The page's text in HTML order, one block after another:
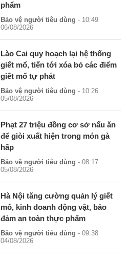
phẩm
Bảo vệ người tiêu dùng - 10:49
06/08/2026
Lào Cai quy hoạch lại hệ thống
giết mổ, tiến tới xóa bỏ các điểm
giết mổ tự phát
Bảo vệ người tiêu dùng - 10:26
05/08/2026
Phạt 27 triệu đồng cơ sở nấu ăn
để giòi xuất hiện trong món gà
hấp
Bảo vệ người tiêu dùng - 08:17
05/08/2026
Hà Nội tăng cường quản lý giết
mổ, kinh doanh động vật, bảo
đảm an toàn thực phẩm
Bảo vệ người tiêu dùng - 09:38
04/08/2026